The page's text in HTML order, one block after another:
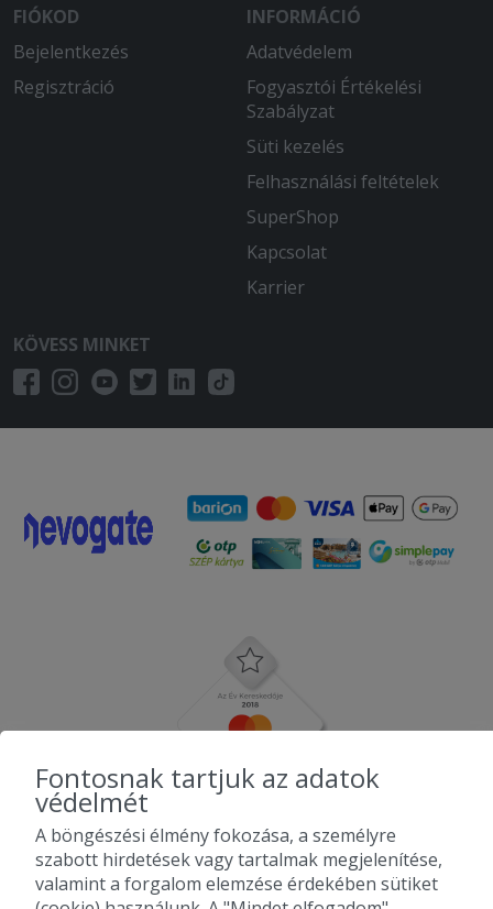
FIÓKOD
Bejelentkezés
Regisztráció
INFORMÁCIÓ
Adatvédelem
Fogyasztói Értékelési
Szabályzat
Süti kezelés
Felhasználási feltételek
SuperShop
Kapcsolat
Karrier
KÖVESS MINKET
Fontosnak tartjuk az adatok
védelmét
A böngészési élmény fokozása, a személyre
szabott hirdetések vagy tartalmak megjelenítése,
valamint a forgalom elemzése érdekében sütiket